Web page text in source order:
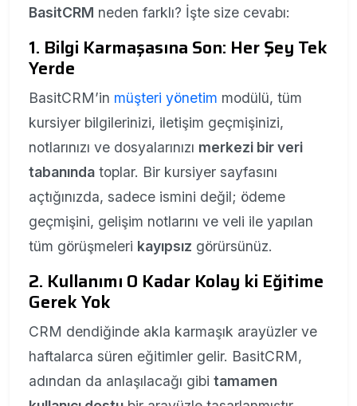
BasitCRM neden farklı? İşte size cevabı:
1. Bilgi Karmaşasına Son: Her Şey Tek
Yerde
BasitCRM’in müşteri yönetim modülü, tüm
kursiyer bilgilerinizi, iletişim geçmişinizi,
notlarınızı ve dosyalarınızı merkezi bir veri
tabanında toplar. Bir kursiyer sayfasını
açtığınızda, sadece ismini değil; ödeme
geçmişini, gelişim notlarını ve veli ile yapılan
tüm görüşmeleri kayıpsız görürsünüz.
2. Kullanımı O Kadar Kolay ki Eğitime
Gerek Yok
CRM dendiğinde akla karmaşık arayüzler ve
haftalarca süren eğitimler gelir. BasitCRM,
adından da anlaşılacağı gibi tamamen